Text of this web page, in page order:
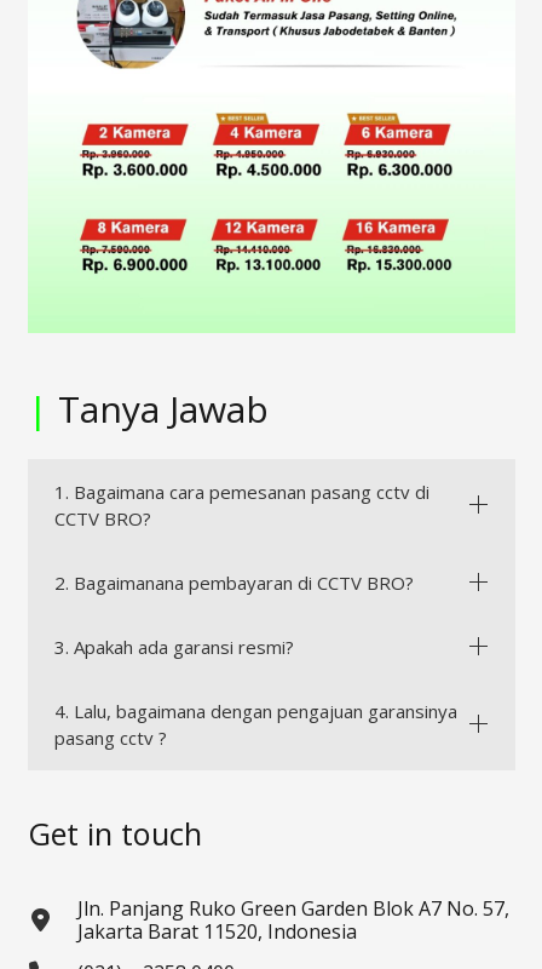
| Tanya Jawab
1. Bagaimana cara pemesanan pasang cctv di
CCTV BRO?
2. Bagaimanana pembayaran di CCTV BRO?
3. Apakah ada garansi resmi?
4. Lalu, bagaimana dengan pengajuan garansinya
pasang cctv ?
Get in touch
Jln. Panjang Ruko Green Garden Blok A7 No. 57,
Jakarta Barat 11520, Indonesia